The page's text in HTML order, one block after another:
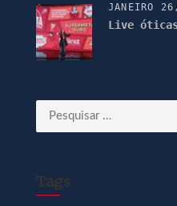
JANEIRO
Live
Pesquisar
por:
Tags